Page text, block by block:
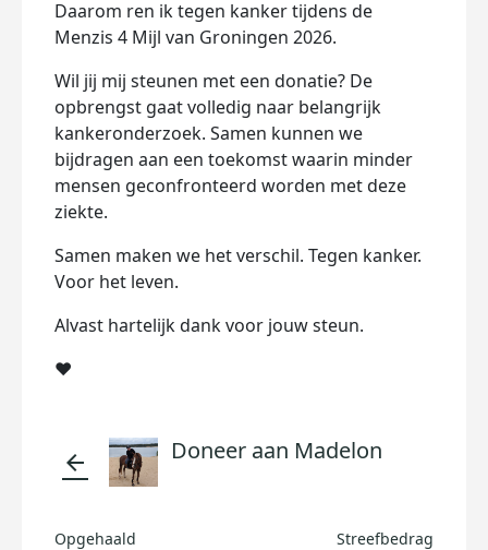
Daarom ren ik tegen kanker tijdens de
Menzis 4 Mijl van Groningen 2026.
Wil jij mij steunen met een donatie? De
opbrengst gaat volledig naar belangrijk
kankeronderzoek. Samen kunnen we
bijdragen aan een toekomst waarin minder
mensen geconfronteerd worden met deze
ziekte.
Samen maken we het verschil. Tegen kanker.
Voor het leven.
Alvast hartelijk dank voor jouw steun.
❤️
arrow_back Doneer aan Madelon
Opgehaald Streefbedrag